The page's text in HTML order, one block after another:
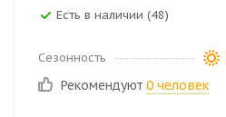
Есть в наличии (48)
Сезонность
Рекомендуют 0 человек